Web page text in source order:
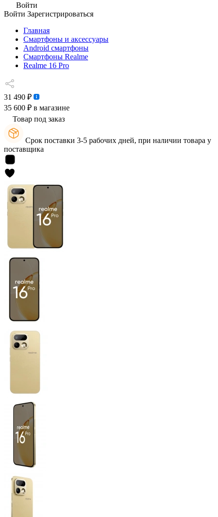
Войти
Войти Зарегистрироваться
Главная
Смартфоны и аксессуары
Android cмартфоны
Смартфоны Realme
Realme 16 Pro
31 490 ₽
35 600 ₽ в магазине
Товар под заказ
Срок поставки 3-5 рабочих дней, при наличии товара у
поставщика